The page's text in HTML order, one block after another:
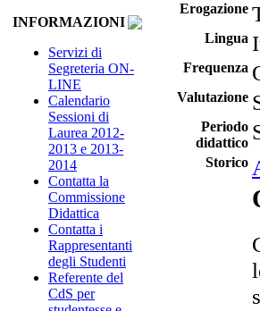
INFORMAZIONI
Servizi di
Segreteria ON-
LINE
Calendario
Sessioni di
Laurea 2012-
2013 e 2013-
2014
Contatta la
Commissione
Didattica
Contatta i
Rappresentanti
degli Studenti
Referente del
CdS per
Erogazione
Lingua
Frequenza
Valutazione
Periodo
didattico
Storico